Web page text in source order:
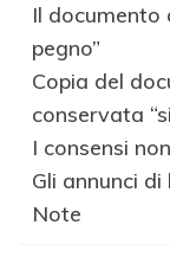
Il documento
pegno”
Copia del
conservata
I consensi
Gli annunci di
Note